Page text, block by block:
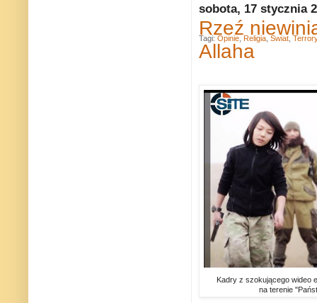
sobota, 17 stycznia
Rzeź
Allaha
Kadry z szokującego wideo
na terenie
Tagi: Opinie Religia Świat